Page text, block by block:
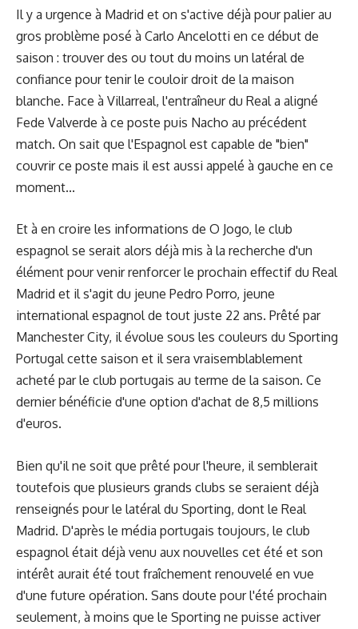
Il y a urgence à Madrid et on s'active déjà pour palier au
gros problème posé à Carlo Ancelotti en ce début de
saison : trouver des ou tout du moins un latéral de
confiance pour tenir le couloir droit de la maison
blanche. Face à Villarreal, l'entraîneur du Real a aligné
Fede Valverde à ce poste puis Nacho au précédent
match. On sait que l'Espagnol est capable de "bien"
couvrir ce poste mais il est aussi appelé à gauche en ce
moment...
Et à en croire les informations de O Jogo, le club
espagnol se serait alors déjà mis à la recherche d'un
élément pour venir renforcer le prochain effectif du Real
Madrid et il s'agit du jeune Pedro Porro, jeune
international espagnol de tout juste 22 ans. Prêté par
Manchester City, il évolue sous les couleurs du Sporting
Portugal cette saison et il sera vraisemblablement
acheté par le club portugais au terme de la saison. Ce
dernier bénéficie d'une option d'achat de 8,5 millions
d'euros.
Bien qu'il ne soit que prêté pour l'heure, il semblerait
toutefois que plusieurs grands clubs se seraient déjà
renseignés pour le latéral du Sporting, dont le Real
Madrid. D'après le média portugais toujours, le club
espagnol était déjà venu aux nouvelles cet été et son
intérêt aurait été tout fraîchement renouvelé en vue
d'une future opération. Sans doute pour l'été prochain
seulement, à moins que le Sporting ne puisse activer